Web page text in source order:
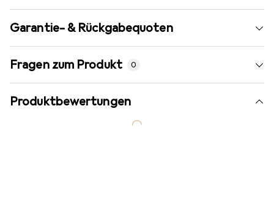
Garantie- & Rückgabequoten
Fragen zum Produkt 0
Produktbewertungen